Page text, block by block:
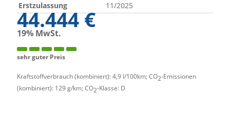
Erstzulassung
11/2025
44.444 €
19% MwSt.
sehr guter Preis
Kraftstoffverbrauch (kombiniert):4,9 l/100km;CO2-Emissionen
(kombiniert): 129 g/km;CO2-Klasse: D